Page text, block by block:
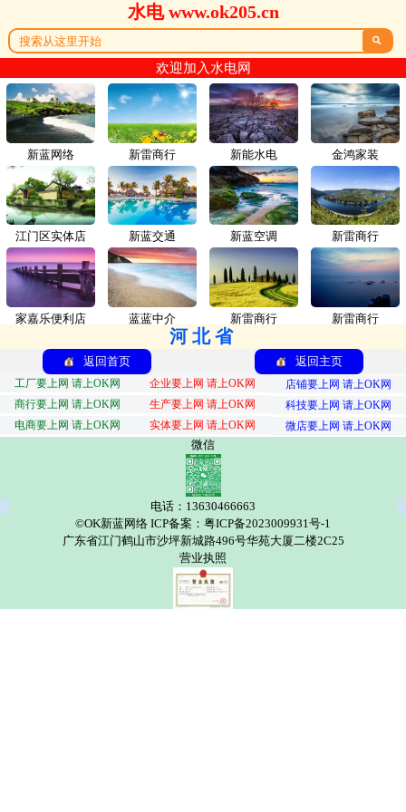
水电 www.ok205.cn

欢迎加入水电网
新蓝网络 新雷商行
江门区实体店 新蓝交通
家嘉乐便利店 蓝蓝中介
新能水电 金鸿家装
新蓝空调 新雷商行
新雷商行 新雷商行
河北省
返回首页 返回主页
工厂要上网 请上OK网 企业要上网 请上OK网
店铺要上网 请上OK网
商行要上网 请上OK网
生产要上网 请上OK网
科技要上网 请上OK网
电商要上网 请上OK网
实体要上网 请上OK网 微店要上网 请上OK网
微信
电话：13630466663
©OK新蓝网络 ICP备案：粤ICP备2023009931号-1
广东省江门鹤山市沙坪新城路496号华苑大厦二楼2C25
营业执照